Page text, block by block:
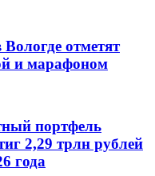
отметят
и марафоном
портфель
2,29 трлн рублей
года